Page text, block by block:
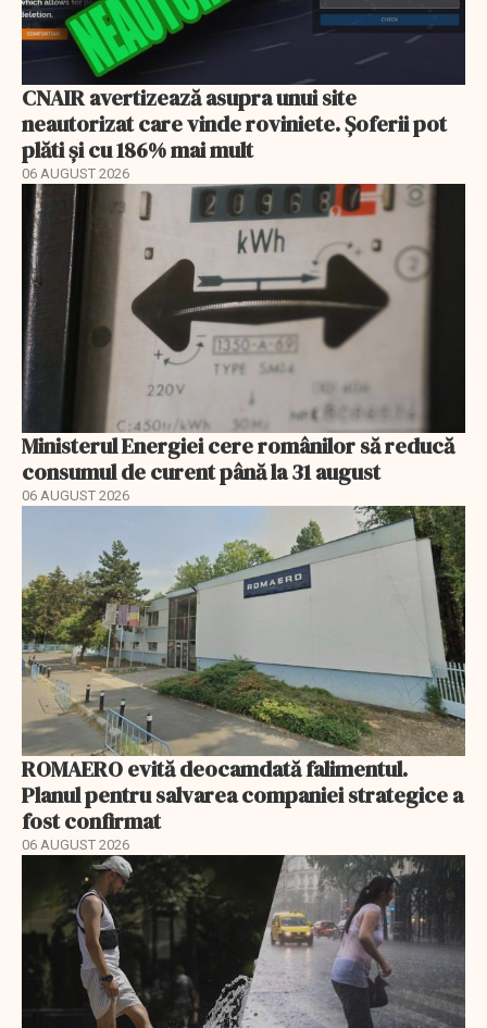
CNAIR avertizează asupra unui site
neautorizat care vinde roviniete. Șoferii pot
plăti și cu 186% mai mult
06 AUGUST 2026
Ministerul Energiei cere românilor să reducă
consumul de curent până la 31 august
06 AUGUST 2026
ROMAERO evită deocamdată falimentul.
Planul pentru salvarea companiei strategice a
fost confirmat
06 AUGUST 2026